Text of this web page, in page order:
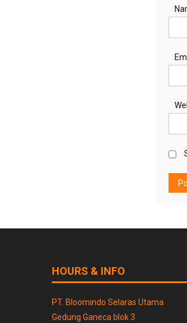
HOURS & INFO
PT. Bloomindo Selaras Utama
Gedung Ganeca blok 3